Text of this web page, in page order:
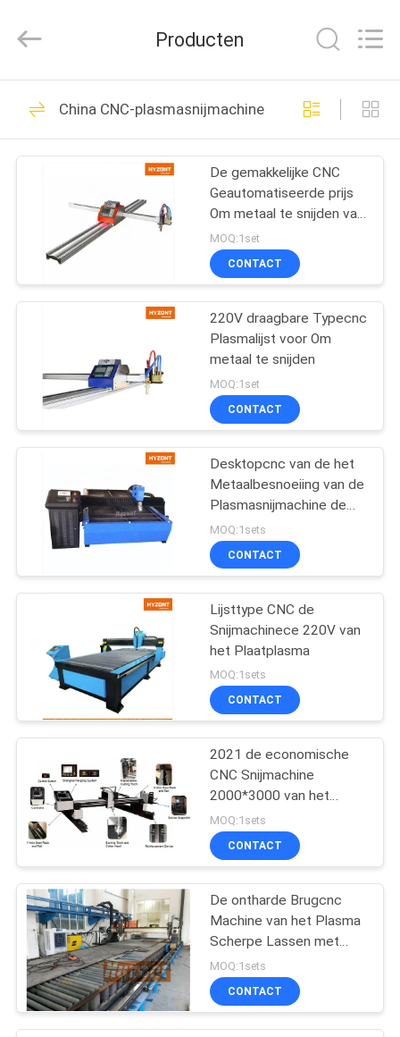
HUIS
PRODUCTEN
VIDEO'S
ONGEVEER
ONS
FABRIEKSREIS
KWALITEITSCONTROLE
OM EEN
CITAAT
SITEMAP
PRIVACYBELEID
Co.,Ltd..
Scherpe
Lassenmachine
19
Orbitale
Lassenmachine
36
De Machine van het
pijplassen
30
Buis aan Tubesheet-
Lassenmachine
Circulaire naad
lassen machine
21
Producten
China CNC-plasmasnijmachine
De gemakkelijke CNC
Geautomatiseerde prijs
Om metaal te snijden van
China van de
Plasmasnijder
MOQ:1set
CONTACT
220V draagbare Typecnc
Plasmalijst voor Om
metaal te snijden
MOQ:1set
CONTACT
Desktopcnc van de het
Metaalbesnoeiing van de
Plasmasnijmachine de
Lijst 220V; Plasma
scherpe Lijst; Het plasma
scherpe lijst van China
MOQ:1sets
CONTACT
Lijsttype CNC de
Snijmachinece 220V van
het Plaatplasma
MOQ:1sets
CONTACT
2021 de economische
CNC Snijmachine
2000*3000 van het
MOQ:1sets
CONTACT
De ontharde Brugcnc
Machine van het Plasma
Scherpe Lassen met
Drievoudige Toorts
MOQ:1sets
CONTACT